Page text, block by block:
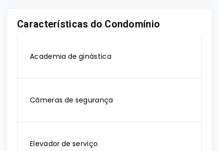
Características do Condomínio
Academia de ginástica
Câmeras de segurança
Elevador de serviço